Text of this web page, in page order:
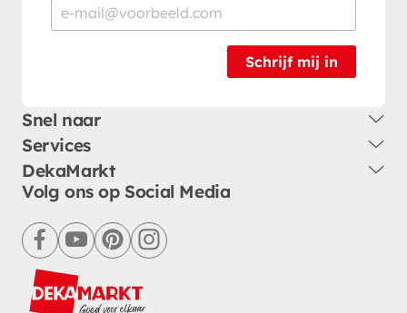
Schrijf mij in
Snel naar
Services
DekaMarkt
Volg ons op Social Media
facebookyoutubepinterestinstagram